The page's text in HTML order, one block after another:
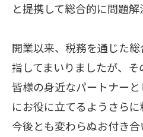
と提携して総合的に問題解
開業以来、税務を通じた
指してまいりましたが、そ
皆様の身近なパートナー
にお役に立てるようさらに
今後とも変わらぬお付き